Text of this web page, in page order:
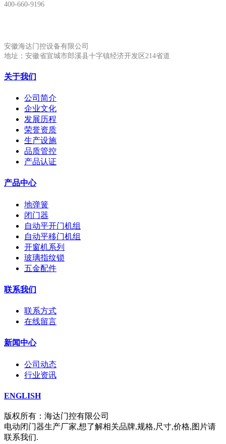
400-660-9196
安徽海达门控设备有限公司
地址：安徽省宣城市郎溪县十字镇经济开发区214省道
关于我们
公司简介
企业文化
发展历程
荣誉资质
生产设施
品质管控
产品认证
产品中心
地弹簧
闭门器
自动平开门机组
自动平移门机组
开窗机系列
玻璃指纹锁
五金配件
联系我们
联系方式
在线留言
新闻中心
公司动态
行业资讯
ENGLISH
版权所有：海达门控有限公司
电动闭门器生产厂家,想了解相关品牌,规格,尺寸,价格,图片请
联系我们.